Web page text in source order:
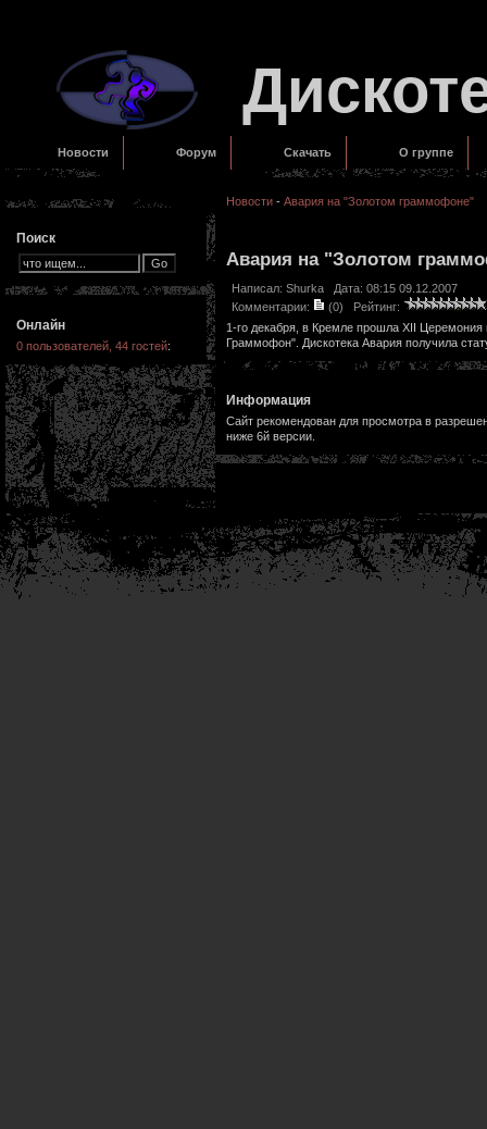
Новости Форум Скачать О группе
Поиск
Онлайн
0 пользователей, 44 гостей:
Новости - Авария на "Золотом граммофоне"
Авария на "Золотом
Написал: Shurka Дата: 08:15 09.12.2007
Комментарии:
(0) Рейтинг:
1-го декабря, в Кремле прошла XII
Граммофон". Дискотека Авария получила
Информация
Сайт рекомендован для просмотра в
ниже 6й версии.